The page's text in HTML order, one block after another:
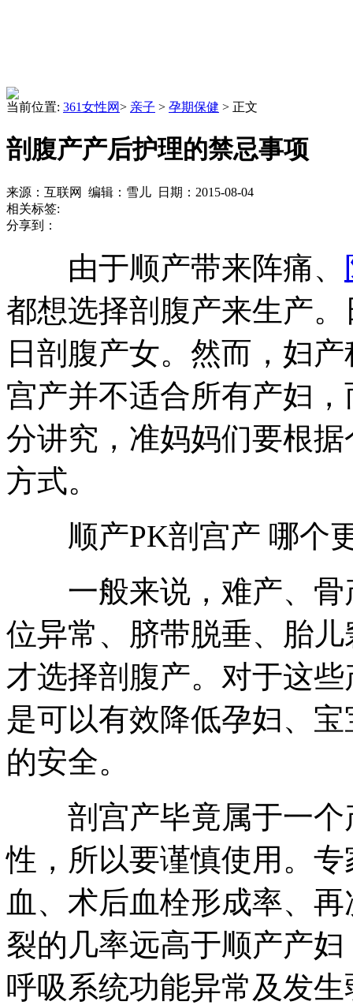
当前位置: 361女性网> 亲子 > 孕期保健 > 正文
剖腹产产后护理的禁忌事项
来源：互联网 编辑：雪儿 日期：2015-08-04
相关标签:
分享到：
由于顺产带来阵痛、
都想选择剖腹产来生产
日剖腹产女。然而，妇
宫产并不适合所有产妇
分讲究，准妈妈们要根
方式。
顺产PK剖宫产 哪个
一般来说，难产、骨
位异常、脐带脱垂、胎
才选择剖腹产。对于这
是可以有效降低孕妇、
的安全。
剖宫产毕竟属于一个
性，所以要谨慎使用。
血、术后血栓形成率、
裂的几率远高于顺产产
呼吸系统功能异常及发